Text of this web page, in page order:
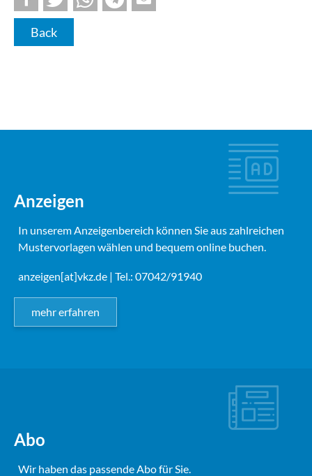
Back
Anzeigen
In unserem Anzeigenbereich können Sie aus zahlreichen
Mustervorlagen wählen und bequem online buchen.
anzeigen[at]vkz.de | Tel.: 07042/91940
mehr erfahren
Abo
Wir haben das passende Abo für Sie.